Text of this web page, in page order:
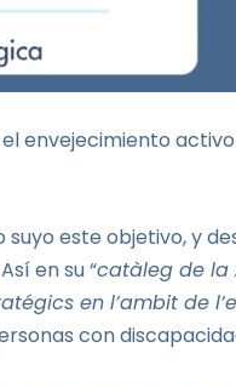
envejecimiento
este objetivo, y
en su “catàleg de la
en l’ambit de
con